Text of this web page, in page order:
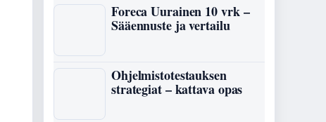
Foreca Uurainen 10 vrk –
Sääennuste ja vertailu
Ohjelmistotestauksen
strategiat – kattava opas